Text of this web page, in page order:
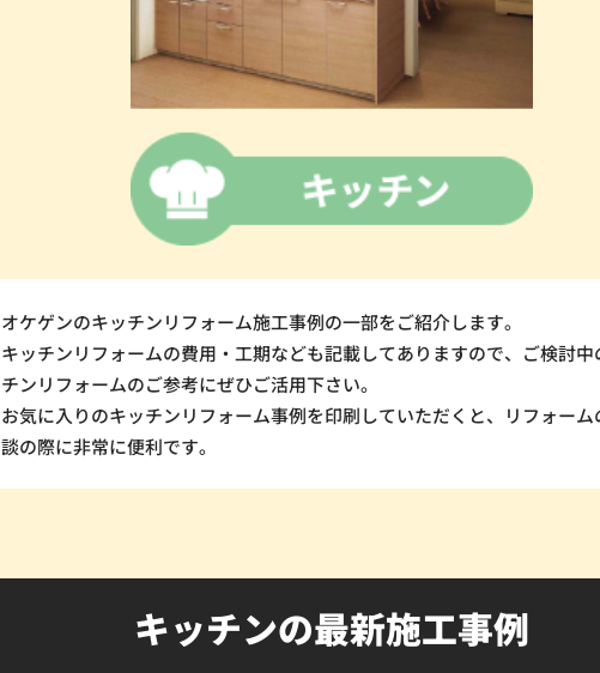
オケゲンのキッチンリフォーム施工事例の一部をご紹介します。
キッチンリフォームの費用・工期なども記載してありますので、ご検討中
チンリフォームのご参考にぜひご活用下さい。
お気に入りのキッチンリフォーム事例を印刷していただくと、リフォーム
談の際に非常に便利です。
キッチンの最新施工事例